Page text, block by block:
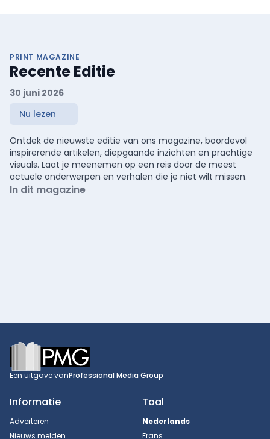
PRINT MAGAZINE
Recente Editie
30 juni 2026
Nu lezen
Ontdek de nieuwste editie van ons magazine, boordevol
inspirerende artikelen, diepgaande inzichten en prachtige
visuals. Laat je meenemen op een reis door de meest
actuele onderwerpen en verhalen die je niet wilt missen.
In dit magazine
Footer
Een uitgave vanProfessional Media Group
Informatie
Adverteren
Nieuws melden
Taal
Nederlands
Frans